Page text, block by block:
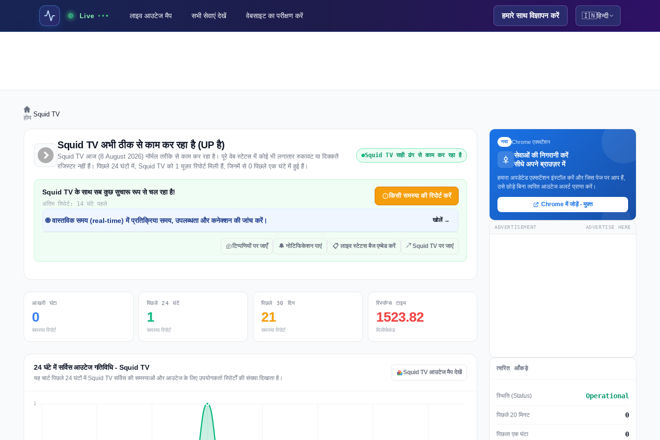
Live लाइव आउटेज मैप सभी सेवाएं देखें वेबसाइट का परीक्षण करें हमारे साथ विज्ञापन करें 🇮🇳हिन्दी
होम Squid TV
Squid TV अभी ठीक से काम कर रहा है (UP है)
Squid TV आज (8 August 2026) नॉर्मल तरीके से काम कर रहा है। पूरे वेब स्टेटस में कोई भी लगातार रुकावट या दिक्कतें
रजिस्टर नहीं हैं। पिछले 24 घंटों में, Squid TV को 1 यूज़र रिपोर्ट मिली हैं, जिनमें से 0 पिछले एक घंटे में हुई हैं।
Squid TV सही ढंग से काम कर रहा है
Squid TV के साथ सब कुछ सुचारू रूप से चल रहा है!
अंतिम रिपोर्ट: 14 घंटे पहले
किसी समस्या की रिपोर्ट करें
🌐 वास्तविक समय (real-time) में प्रतिक्रिया समय, उपलब्धता और कनेक्शन की जांच करें। खोलें →
टिप्पणियों पर जाएँ 🔔 नोटिफिकेशन पाएं 📋 लाइव स्टेटस बैज एम्बेड करें ↗ Squid TV पर जाएं
आखरी घंटा
0
समस्या रिपोर्ट
पिछले 24 घंटे
1
समस्या रिपोर्ट
पिछले 30 दिन
21
समस्या रिपोर्ट
रिस्पॉन्स टाइम
1523.82
मिलीसेकंड
24 घंटे में सर्विस आउटेज गतिविधि - Squid TV
यह चार्ट पिछले 24 घंटों में Squid TV सर्विस की समस्याओं और आउटेज के लिए उपयोगकर्ता रिपोर्टों की संख्या दिखाता है।
Squid TV आउटेज मैप देखें
नया Chrome एक्सटेंशन
सेवाओं की निगरानी करें
सीधे अपने ब्राउज़र में
हमारा अपडेटेड एक्सटेंशन इंस्टॉल करें और जिस पेज पर आप हैं,
उसे छोड़े बिना त्वरित आउटेज अलर्ट प्राप्त करें।
Chrome में जोड़ें - मुफ़्त
ADVERTISEMENT ADVERTISE HERE
त्वरित आँकड़े
स्थिति (Status) Operational
पिछले 20 मिनट 0
पिछला एक घंटा 0